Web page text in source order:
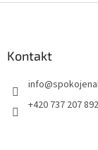
Kontakt
info@
+420 737 207 892